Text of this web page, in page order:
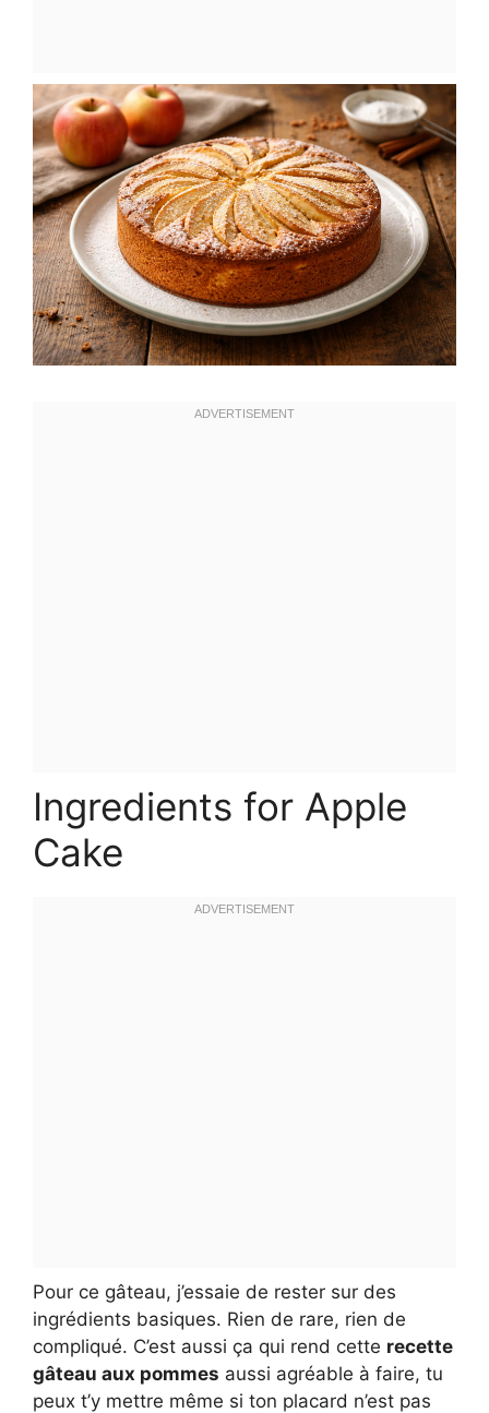
Ingredients for Apple
Cake
Pour ce gâteau, j’essaie de rester sur des
ingrédients basiques. Rien de rare, rien de
compliqué. C’est aussi ça qui rend cette recette
gâteau aux pommes aussi agréable à faire, tu
peux t’y mettre même si ton placard n’est pas